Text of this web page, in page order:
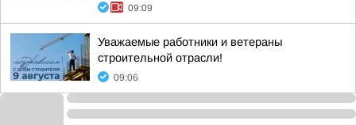
09:09
Уважаемые работники и ветераны
строительной отрасли!
09:06